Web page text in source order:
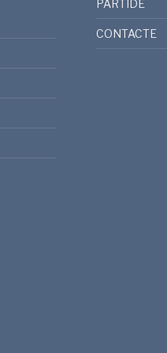
PARTIDE
CONTACTE